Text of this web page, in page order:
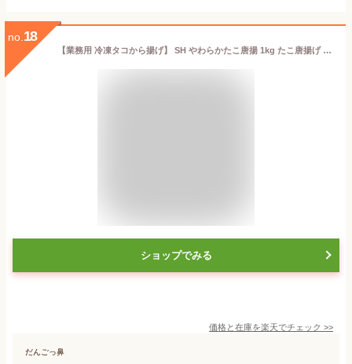
no. 18
【業務用 冷凍タコから揚げ】 SH やわらかたこ唐揚 1kg たこ唐揚げ タコ唐揚げ タコの唐揚げ タコのから揚げ たこ 揚げ物 冷凍 食品 大容量 業務用食材 子供 お惣菜 おかず つまみ おつまみ 酒の肴 お取り寄せグルメ 取り寄せ お弁当 宅飲み 家飲み
ショップでみる
価格と在庫を楽天でチェック >>
だんごっ鼻